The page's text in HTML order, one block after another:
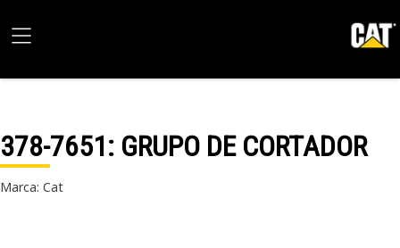
378-7651: GRUPO DE CORTADOR
Marca: Cat